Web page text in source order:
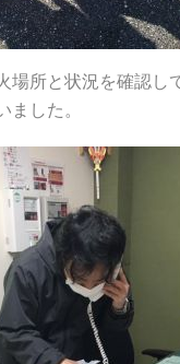
場所と状況を確認し
ました。